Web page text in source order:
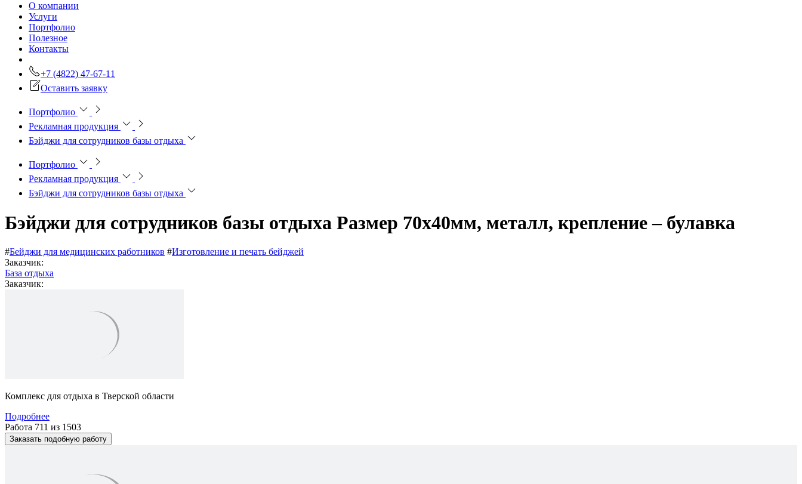
О компании
Услуги
Портфолио
Полезное
Контакты
+7 (4822) 47-67-11
Оставить заявку
Портфолио
Рекламная продукция
Бэйджи для сотрудников базы отдыха
Портфолио
Рекламная продукция
Бэйджи для сотрудников базы отдыха
Бэйджи для сотрудников базы отдыха Размер 70х40мм, металл, крепление – булавка
#Бейджи для медицинских работников #Изготовление и печать бейджей
Заказчик:
База отдыха
Заказчик:
Комплекс для отдыха в Тверской области
Подробнее
Работа 711 из 1503
Заказать подобную работу